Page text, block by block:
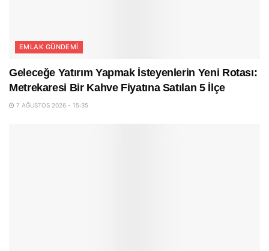
EMLAK GÜNDEMI
Geleceğe Yatırım Yapmak İsteyenlerin Yeni Rotası:
Metrekaresi Bir Kahve Fiyatına Satılan 5 İlçe
7 AĞUSTOS 2026 - 15:35